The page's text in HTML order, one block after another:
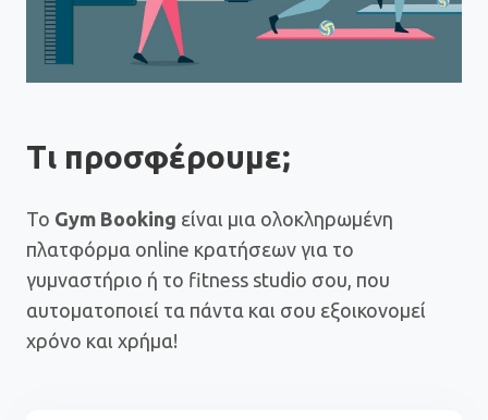
Τι προσφέρουμε;
Το Gym Booking είναι μια ολοκληρωμένη
πλατφόρμα online κρατήσεων για το
γυμναστήριο ή το fitness studio σου, που
αυτοματοποιεί τα πάντα και σου εξοικονομεί
χρόνο και χρήμα!